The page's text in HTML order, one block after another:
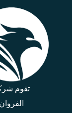
تقوم
الفروان